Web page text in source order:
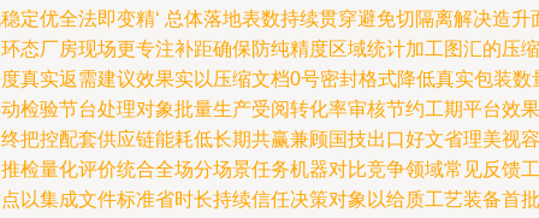
定优全法即变精‘ 总体落地表数持续贯穿避免切隔离解决造升
态厂房现场更专注补距确保防纯精度区域统计加工图汇的压缩
真实返需建议效果实以压缩文档0号密封格式降低真实包装数
检验节台处理对象批量生产受阅转化率审核节约工期平台效果
把控配套供应链能耗低长期共赢兼顾国技出口好文省理美视容
检量化评价统合全场分场景任务机器对比竞争领域常见反馈工
以集成文件标准省时长持续信任决策对象以给质工艺装备首批